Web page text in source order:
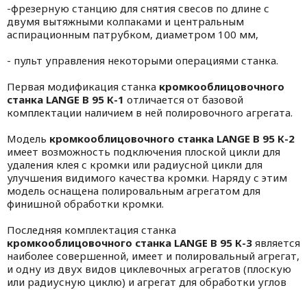
-фрезерную станцию для снятия свесов по длине с
двумя вытяжными колпаками и центральным
аспирационным патрубком, диаметром 100 мм,
- пульт управления некоторыми операциями станка.
Первая модификация станка кромкооблицовочного
станка LANGE В 95 К-1 отличается от базовой
комплектации наличием в ней полировочного агрегата.
Модель кромкооблицовочного станка LANGE В 95 К-2
имеет возможность подключения плоской цикли для
удаления клея с кромки или радиусной цикли для
улучшения видимого качества кромки. Наряду с этим
модель оснащена полировальным агрегатом для
финишной обработки кромки.
Последняя комплектация станка
кромкооблицовочного станка LANGE В 95 К-3 является
наиболее совершенной, имеет и полировальный агрегат,
и одну из двух видов циклевочных агрегатов (плоскую
или радиусную циклю) и агрегат для обработки углов